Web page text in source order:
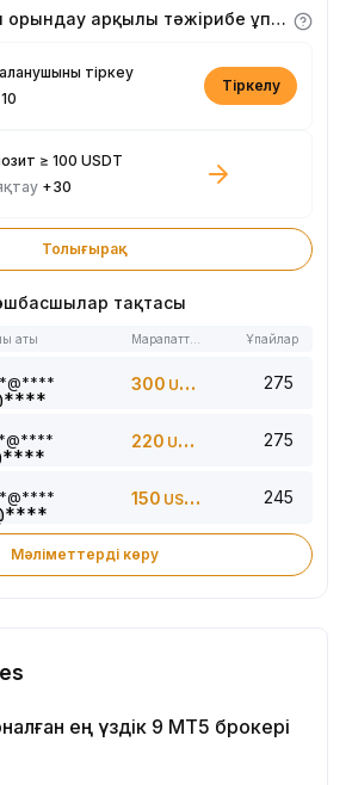
Тапсырмаларды орындау арқылы тәжірибе ұпайларын алыңыз
тіркеу
Тіркелу
≥ 100 USDT
+30
Толығырақ
тақтасы
аты Ұпайлар
300 USDT 275
220 USDT 275
150 USDT 245
Мәліметтерді көру
ең үздік 9 MT5 брокері